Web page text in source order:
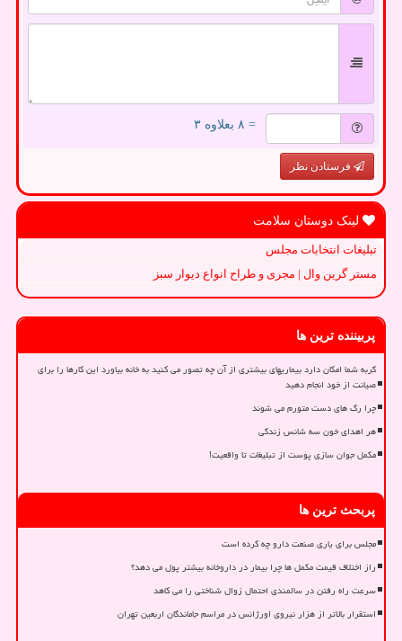
= ۸ بعلاوه ۳
فرستادن نظر
لینک دوستان سلامت
تبلیغات انتخابات مجلس
مستر گرین وال | مجری و طراح انواع دیوار سبز
پربیننده ترین ها
گربه شما امکان دارد بیماریهای بیشتری از آن چه تصور می کنید به خانه بیاورد این کارها را برای
صیانت از خود انجام دهید
چرا رگ های دست متورم می شوند
هر اهدای خون سه شانس زندگی
مکمل جوان سازی پوست از تبلیغات تا واقعیت!
پربحث ترین ها
مجلس برای یاری صنعت دارو چه کرده است
راز اختلاف قیمت مکمل ها چرا بیمار در داروخانه بیشتر پول می دهد؟
سرعت راه رفتن در سالمندی احتمال زوال شناختی را می کاهد
استقرار بالاتر از هزار نیروی اورژانس در مراسم جاماندگان اربعین تهران